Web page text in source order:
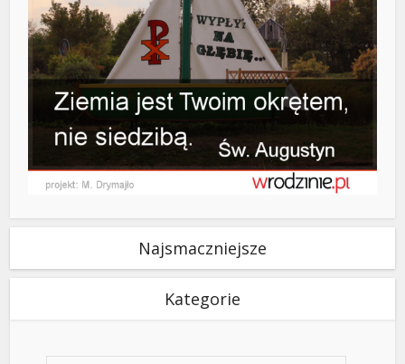
Najsmaczniejsze
Kategorie